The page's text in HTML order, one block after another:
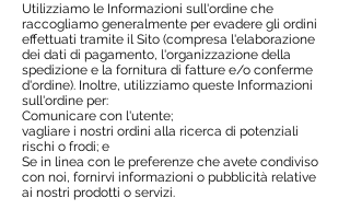
Utilizziamo le Informazioni sull'ordine che
raccogliamo generalmente per evadere gli ordini
effettuati tramite il Sito (compresa l'elaborazione
dei dati di pagamento, l'organizzazione della
spedizione e la fornitura di fatture e/o conferme
d'ordine). Inoltre, utilizziamo queste Informazioni
sull'ordine per:
Comunicare con l'utente;
vagliare i nostri ordini alla ricerca di potenziali
rischi o frodi; e
Se in linea con le preferenze che avete condiviso
con noi, fornirvi informazioni o pubblicità relative
ai nostri prodotti o servizi.